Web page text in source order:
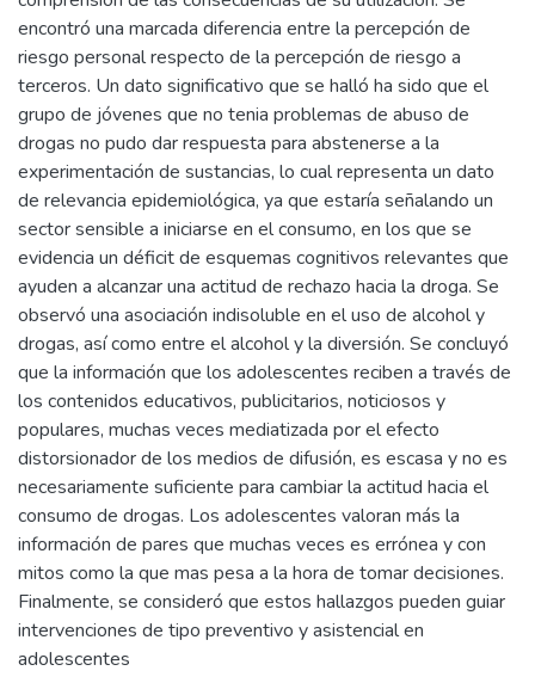
encontró una marcada diferencia entre la percepción de
riesgo personal respecto de la percepción de riesgo a
terceros. Un dato significativo que se halló ha sido que el
grupo de jóvenes que no tenia problemas de abuso de
drogas no pudo dar respuesta para abstenerse a la
experimentación de sustancias, lo cual representa un dato
de relevancia epidemiológica, ya que estaría señalando un
sector sensible a iniciarse en el consumo, en los que se
evidencia un déficit de esquemas cognitivos relevantes que
ayuden a alcanzar una actitud de rechazo hacia la droga. Se
observó una asociación indisoluble en el uso de alcohol y
drogas, así como entre el alcohol y la diversión. Se concluyó
que la información que los adolescentes reciben a través de
los contenidos educativos, publicitarios, noticiosos y
populares, muchas veces mediatizada por el efecto
distorsionador de los medios de difusión, es escasa y no es
necesariamente suficiente para cambiar la actitud hacia el
consumo de drogas. Los adolescentes valoran más la
información de pares que muchas veces es errónea y con
mitos como la que mas pesa a la hora de tomar decisiones.
Finalmente, se consideró que estos hallazgos pueden guiar
intervenciones de tipo preventivo y asistencial en
adolescentes